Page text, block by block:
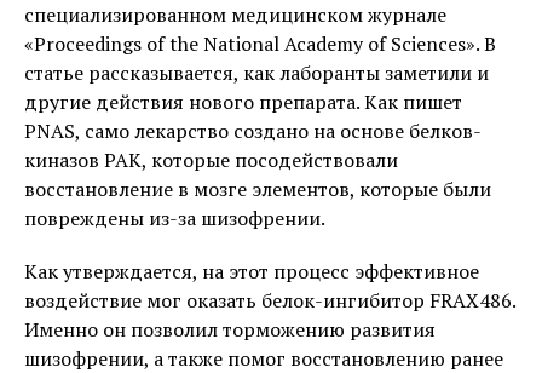
специализированном медицинском журнале
«Proceedings of the National Academy of Sciences». В
статье рассказывается, как лаборанты заметили и
другие действия нового препарата. Как пишет
PNAS, само лекарство создано на основе белков-
киназов PAK, которые посодействовали
восстановление в мозге элементов, которые были
повреждены из-за шизофрении.
Как утверждается, на этот процесс эффективное
воздействие мог оказать белок-ингибитор FRAX486.
Именно он позволил торможению развития
шизофрении, а также помог восстановлению ранее